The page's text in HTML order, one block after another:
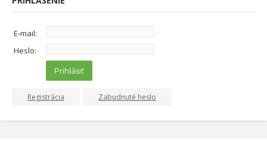
E-mail:
Heslo:
Prihlásiť
Registrácia Zabudnuté heslo